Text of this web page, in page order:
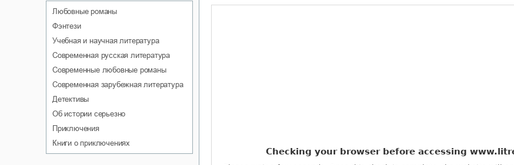
любовные романы
фэнтези
учебная и научная литература
современная русская литература
современные любовные романы
современная зарубежная литература
детективы
об истории серьезно
приключения
книги о приключениях